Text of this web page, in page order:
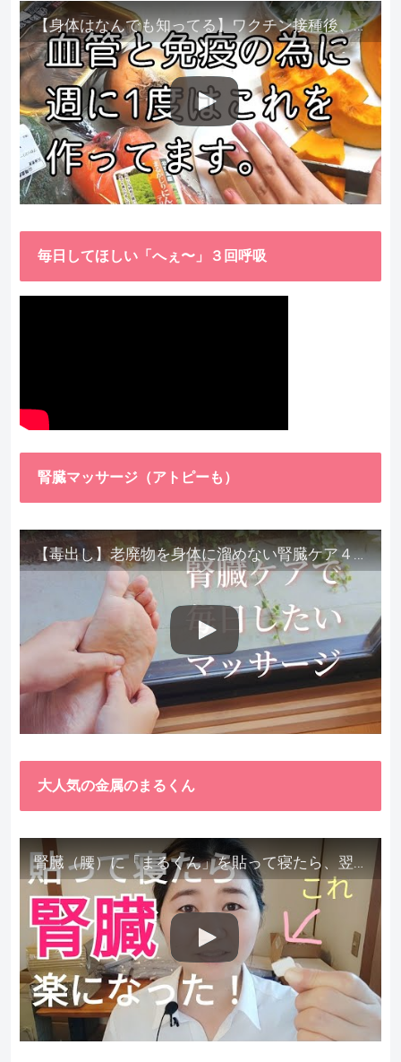
【身体はなんでも知ってる】ワクチン接種後、異常に食べたくなった野菜が細胞回復に貢献してくれました。
毎日してほしい「へぇ〜」３回呼吸
腎臓マッサージ（アトピーも）
【毒出し】老廃物を身体に溜めない腎臓ケア４種をご紹介します。
大人気の金属のまるくん
腎臓（腰）に「まるくん」を貼って寝たら、翌朝めちゃ楽でびっくりしました。腎臓叩いても痛くない！【お客様の声を試してみた】